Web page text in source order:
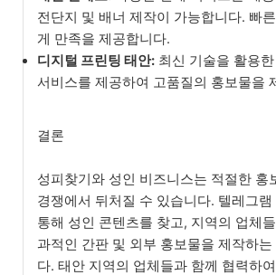
전단지 및 배너 제작이 가능합니다. 빠
게 만족을 제공합니다.
디지털 프린팅 태안: 최신 기술을 활용
서비스를 제공하여 고품질의 홍보물을
결론
성피찾기와 성인 비즈니스는 적절한 홍
경쟁에서 뒤처질 수 있습니다. 텔레그램
통해 성인 콘텐츠를 찾고, 지역의 업체
과적인 간판 및 외부 홍보물을 제작하는
다. 태안 지역의 업체들과 함께 협력하